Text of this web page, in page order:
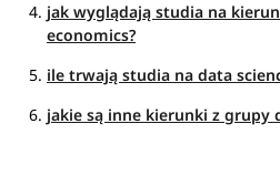
jak wyglądają studia na
economics?
ile trwają studia na data
jakie są inne kierunki z grupy